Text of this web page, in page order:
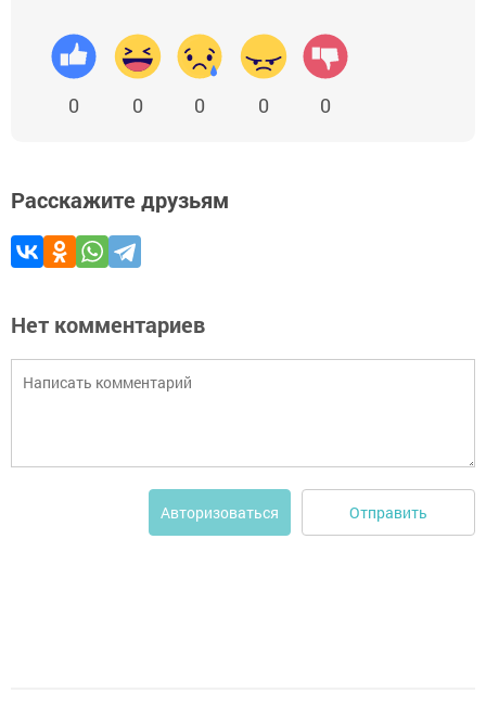
0 0 0 0 0
Расскажите друзьям
Нет комментариев
Авторизоваться Отправить